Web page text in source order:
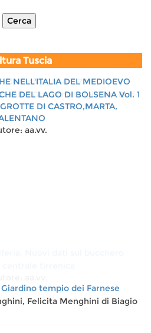
Tuscia
NELL'ITALIA DEL MEDIOEVO
DEL LAGO DI BOLSENA Vol. 1
DI CASTRO,MARTA,
aa.vv.
tempio dei Farnese
Felicita Menghini di Biagio
Montefiascone 1870
di Gualdana Luigi Pieri Buti